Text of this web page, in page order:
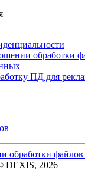
обработки
ПД для
обработки файлов
DEXIS, 2026